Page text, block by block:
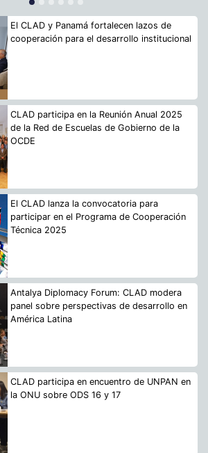
El CLAD y Panamá fortalecen lazos de
cooperación para el desarrollo institucional
CLAD participa en la Reunión Anual 2025
de la Red de Escuelas de Gobierno de la
OCDE
El CLAD lanza la convocatoria para
participar en el Programa de Cooperación
Técnica 2025
Antalya Diplomacy Forum: CLAD modera
panel sobre perspectivas de desarrollo en
América Latina
CLAD participa en encuentro de UNPAN en
la ONU sobre ODS 16 y 17